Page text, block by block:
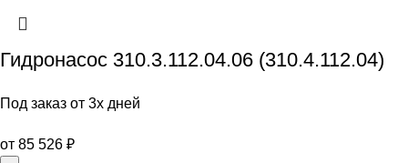
Гидронасос 310.3.112.04.06 (310.4.112.04)
Под заказ от 3х дней
от 85 526 ₽